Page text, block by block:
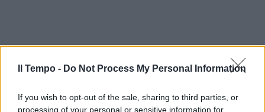
Il Tempo - Do Not Process My Personal Information
If you wish to opt-out of the sale, sharing to third parties, or
processing of your personal or sensitive information for